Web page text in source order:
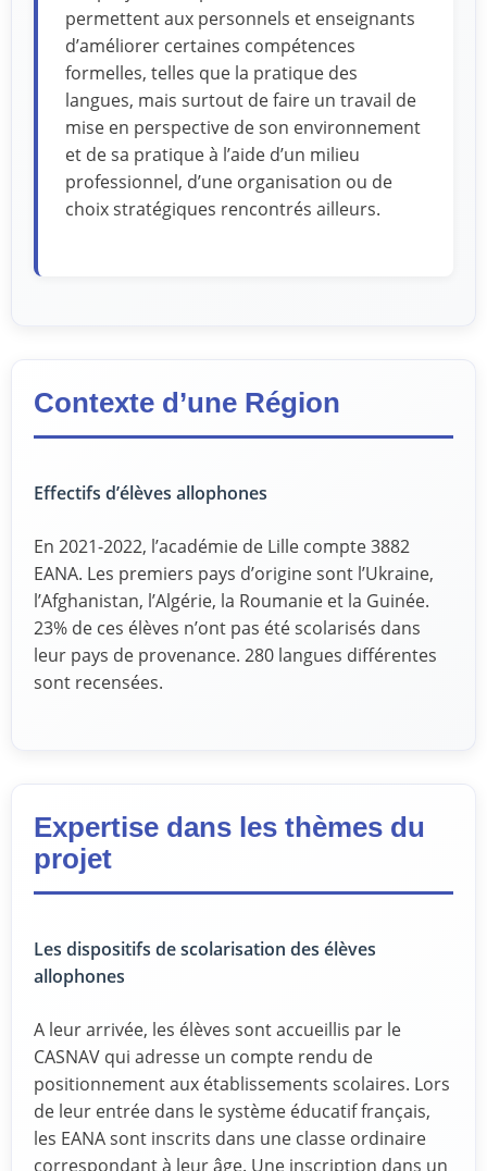
permettent aux personnels et enseignants
d’améliorer certaines compétences
formelles, telles que la pratique des
langues, mais surtout de faire un travail de
mise en perspective de son environnement
et de sa pratique à l’aide d’un milieu
professionnel, d’une organisation ou de
choix stratégiques rencontrés ailleurs.
Contexte d’une Région
Effectifs d’élèves allophones
En 2021-2022, l’académie de Lille compte 3882
EANA. Les premiers pays d’origine sont l’Ukraine,
l’Afghanistan, l’Algérie, la Roumanie et la Guinée.
23% de ces élèves n’ont pas été scolarisés dans
leur pays de provenance. 280 langues différentes
sont recensées.
Expertise dans les thèmes du
projet
Les dispositifs de scolarisation des élèves
allophones
A leur arrivée, les élèves sont accueillis par le
CASNAV qui adresse un compte rendu de
positionnement aux établissements scolaires. Lors
de leur entrée dans le système éducatif français,
les EANA sont inscrits dans une classe ordinaire
correspondant à leur âge. Une inscription dans un